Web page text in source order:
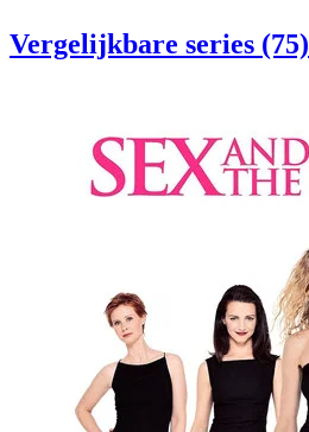
Vergelijkbare series (75)